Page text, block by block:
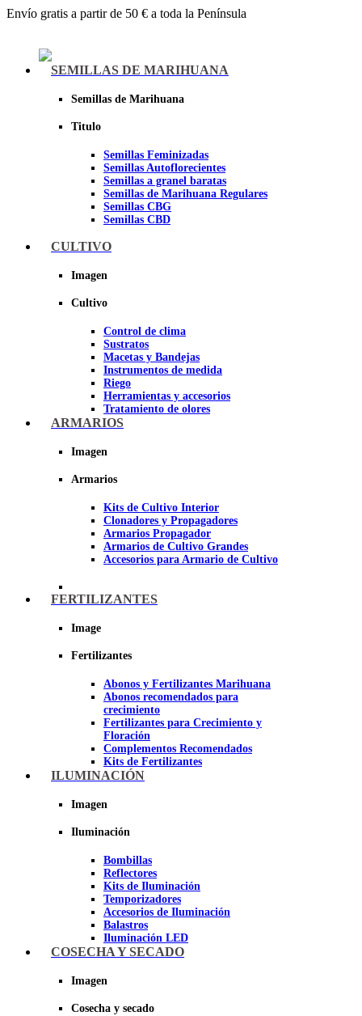
Envío gratis a partir de 50 € a toda la Península
SEMILLAS DE MARIHUANA
Semillas de Marihuana
Titulo
Semillas Feminizadas
Semillas Autoflorecientes
Semillas a granel baratas
Semillas de Marihuana Regulares
Semillas CBG
Semillas CBD
Sheer seeds
CULTIVO
Imagen
Cultivo
Control de clima
Sustratos
Macetas y Bandejas
Instrumentos de medida
Riego
Herramientas y accesorios
Tratamiento de olores
Insecticidas y fungicidas
Papel Reflectante para cultivo de
ARMARIOS
Imagen
Armarios
Kits de Cultivo Interior
Clonadores y Propagadores
Armarios Propagador
Armarios de Cultivo Grandes
Accesorios para Armario de Cultivo
FERTILIZANTES
Image
Fertilizantes
Abonos y Fertilizantes Marihuana
Abonos recomendados para
crecimiento
Fertilizantes para Crecimiento y
Floración
Complementos Recomendados
Kits de Fertilizantes
ILUMINACIÓN
Imagen
Iluminación
Bombillas
Reflectores
Kits de Iluminación
Temporizadores
Accesorios de Iluminación
Balastros
Iluminación LED
Iluminación LEC
COSECHA Y SECADO
Imagen
Cosecha y secado